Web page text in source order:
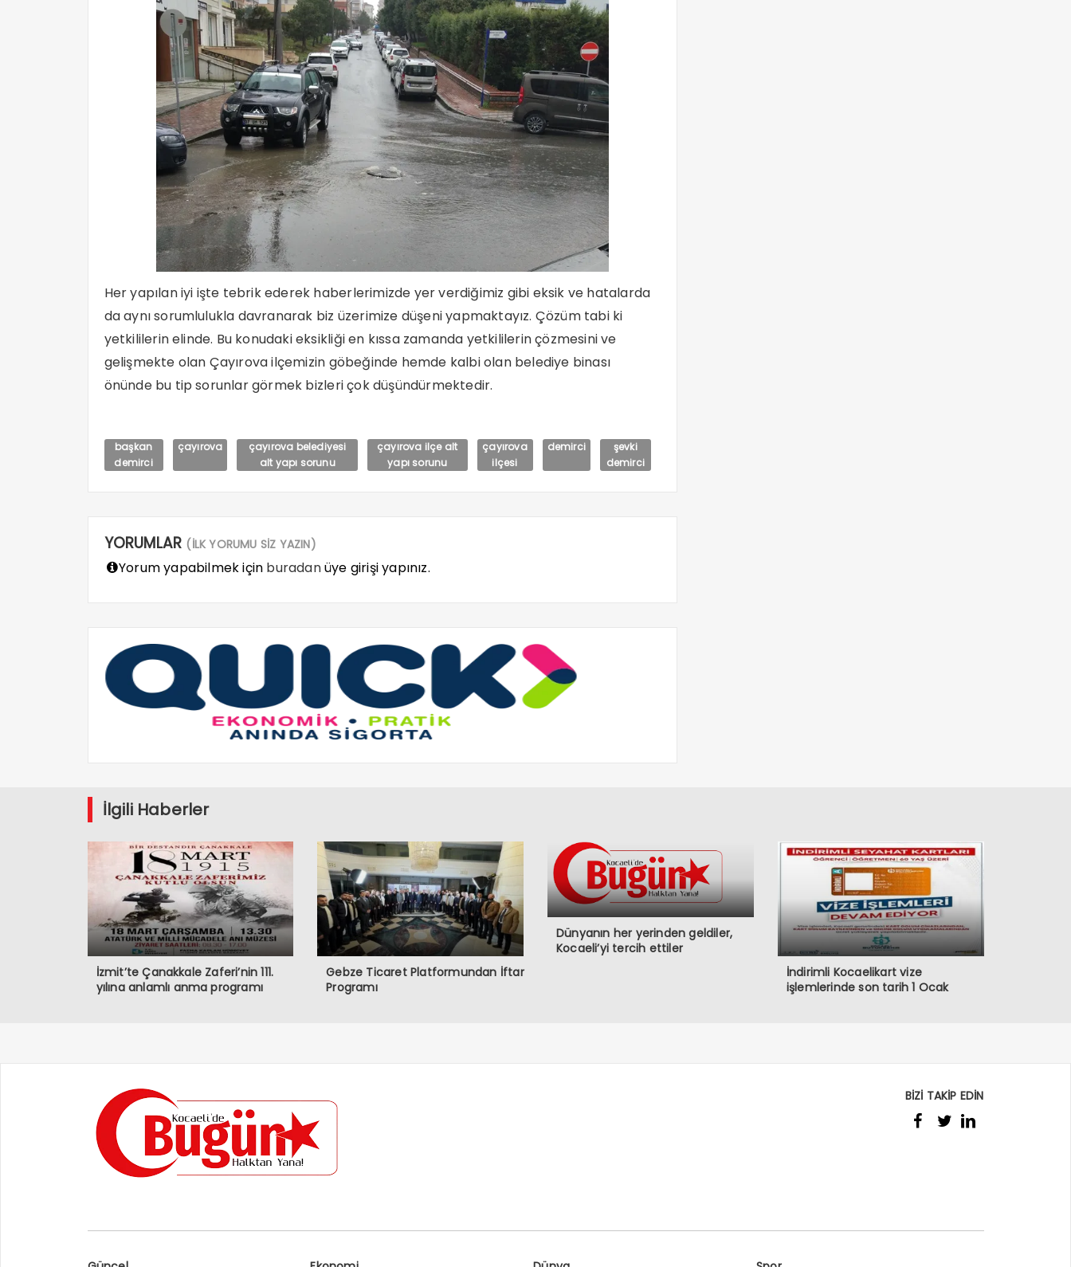
Her yapılan iyi işte tebrik ederek haberlerimizde yer verdiğimiz gibi eksik ve hatalarda
da aynı sorumlulukla davranarak biz üzerimize düşeni yapmaktayız. Çözüm tabi ki
yetkililerin elinde. Bu konudaki eksikliği en kıssa zamanda yetkililerin çözmesini ve
gelişmekte olan Çayırova ilçemizin göbeğinde hemde kalbi olan belediye binası
önünde bu tip sorunlar görmek bizleri çok düşündürmektedir.
başkan
demirci
çayırova
çayırova belediyesi
alt yapı sorunu
çayırova ilçe alt
yapı sorunu
çayırova
ilçesi
demirci
şevki
demirci
YORUMLAR (İLK YORUMU SİZ YAZIN)
Yorum yapabilmek için buradanüye girişi yapınız.
İlgili Haberler
İzmit’te Çanakkale Zaferi’nin 111.
yılına anlamlı anma programı
Gebze Ticaret Platformundan İftar
Programı
Dünyanın her yerinden geldiler,
Kocaeli’yi tercih ettiler
İndirimli Kocaelikart vize
işlemlerinde son tarih 1 Ocak
BİZİ TAKİP EDİN